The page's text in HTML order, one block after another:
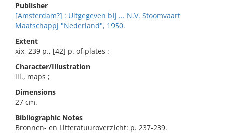
Publisher
[Amsterdam?] : Uitgegeven bij ... N.V. Stoomvaart
Maatschappj "Nederland", 1950.
Extent
xix, 239 p., [42] p. of plates :
Character/Illustration
ill., maps ;
Dimensions
27 cm.
Bibliographic Notes
Bronnen- en Litteratuuroverzicht: p. 237-239.